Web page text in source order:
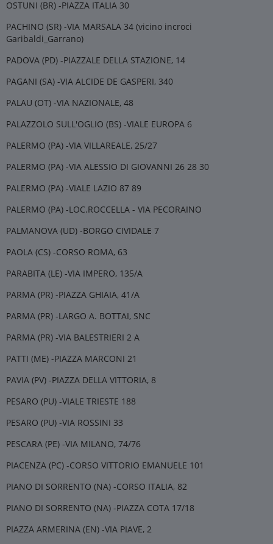
OSTUNI (BR) -PIAZZA ITALIA 30
PACHINO (SR) -VIA MARSALA 34 (vicino incroci
Garibaldi_Garrano)
PADOVA (PD) -PIAZZALE DELLA STAZIONE, 14
PAGANI (SA) -VIA ALCIDE DE GASPERI, 340
PALAU (OT) -VIA NAZIONALE, 48
PALAZZOLO SULL'OGLIO (BS) -VIALE EUROPA 6
PALERMO (PA) -VIA VILLAREALE, 25/27
PALERMO (PA) -VIA ALESSIO DI GIOVANNI 26 28 30
PALERMO (PA) -VIALE LAZIO 87 89
PALERMO (PA) -LOC.ROCCELLA - VIA PECORAINO
PALMANOVA (UD) -BORGO CIVIDALE 7
PAOLA (CS) -CORSO ROMA, 63
PARABITA (LE) -VIA IMPERO, 135/A
PARMA (PR) -PIAZZA GHIAIA, 41/A
PARMA (PR) -LARGO A. BOTTAI, SNC
PARMA (PR) -VIA BALESTRIERI 2 A
PATTI (ME) -PIAZZA MARCONI 21
PAVIA (PV) -PIAZZA DELLA VITTORIA, 8
PESARO (PU) -VIALE TRIESTE 188
PESARO (PU) -VIA ROSSINI 33
PESCARA (PE) -VIA MILANO, 74/76
PIACENZA (PC) -CORSO VITTORIO EMANUELE 101
PIANO DI SORRENTO (NA) -CORSO ITALIA, 82
PIANO DI SORRENTO (NA) -PIAZZA COTA 17/18
PIAZZA ARMERINA (EN) -VIA PIAVE, 2